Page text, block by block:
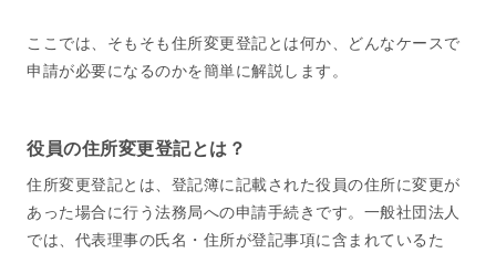
ここでは、そもそも住所変更登記とは何か、どんなケースで
申請が必要になるのかを簡単に解説します。
役員の住所変更登記とは？
住所変更登記とは、登記簿に記載された役員の住所に変更が
あった場合に行う法務局への申請手続きです。一般社団法人
では、代表理事の氏名・住所が登記事項に含まれているた